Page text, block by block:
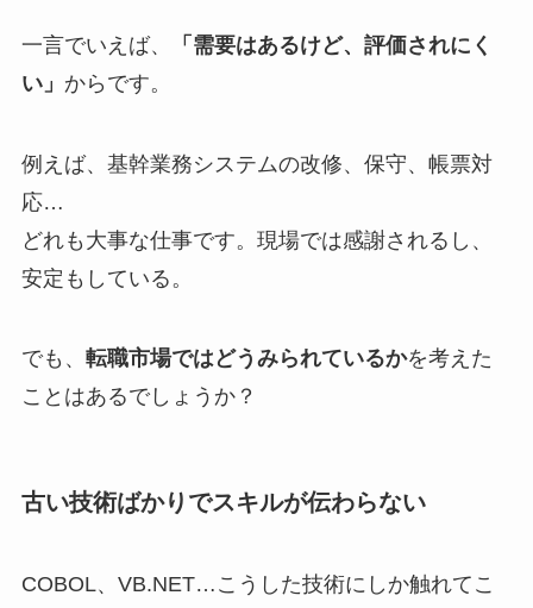
一言でいえば、
「需要はあるけど、評価されにく
い」 からです。
例えば、基幹業務システムの改修、保守、帳票対
応…
どれも大事な仕事です。現場では感謝されるし、
安定もしている。
でも、 転職市場ではどうみられているかを考えた
ことはあるでしょうか？
古い技術ばかりでスキルが伝わらない
COBOL、VB.NET…こうした技術にしか触れてこ